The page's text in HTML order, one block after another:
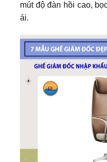
mút độ đàn hồi cao,
ái.